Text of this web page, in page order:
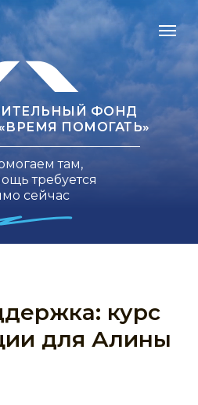
ФОНД
ПОМОГАТЬ»
там,
требуется
сейчас
курс
для Алины